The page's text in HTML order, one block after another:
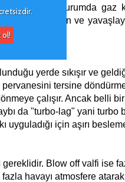
ol!
Bu durumda gaz
durmayan ve
yerde sıkışır ve
tersine
çalışır. Ancak belli
da "turbo-lag" yani turbo
uyguladığı için aşırı
Blow off valfi ise
havayı atmosfere